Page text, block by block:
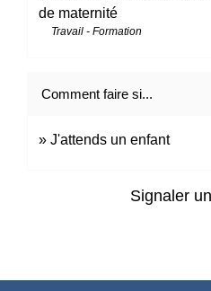
de maternité
Travail - Formation
Comment faire si...
J'attends un enfant
Signaler